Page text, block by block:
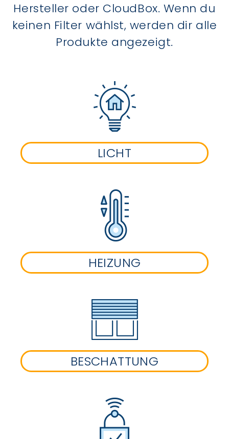
Hersteller oder CloudBox. Wenn du
keinen Filter wählst, werden dir alle
Produkte angezeigt.
LICHT
HEIZUNG
BESCHATTUNG